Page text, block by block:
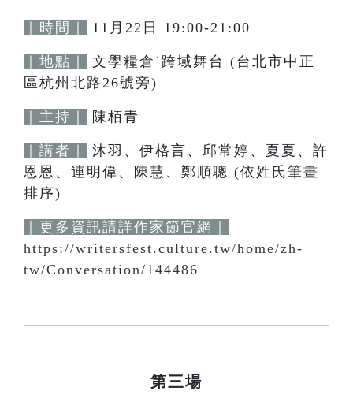
｜時間｜ 11月22日 19:00-21:00
｜地點｜
文學糧倉˙跨域舞台 (台北市中正
區杭州北路26號旁)
｜主持｜ 陳栢青
｜講者｜
沐羽、伊格言、邱常婷、夏夏、許
恩恩、連明偉、陳慧、鄭順聰 (依姓氏筆畫
排序)
｜更多資訊請詳作家節官網｜
https://writersfest.culture.tw/home/zh-
tw/Conversation/144486
第三場